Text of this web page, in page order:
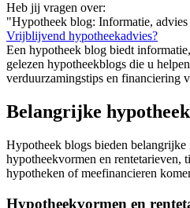
Heb jij vragen over:
"Hypotheek blog: Informatie,
Vrijblijvend hypotheekadvies?
Een hypotheek blog biedt
gelezen hypotheekblogs die u
verduurzamingstips en financiering
Belangrijke
Hypotheek blogs bieden
hypotheekvormen en rentetarieven,
hypotheken of meefinancieren
Hypotheekvormen en